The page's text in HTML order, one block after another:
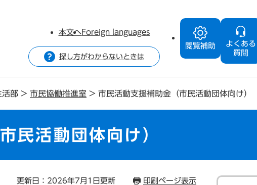
閲覧補助
よくある
質問
本文へForeign languages
探し方がわからないときは
活部 > 市民協働推進室 > 市民活動支援補助金（市民活動団体向け）
民活動団体向け）
更新日：2026年7月1日更新 印刷ページ表示